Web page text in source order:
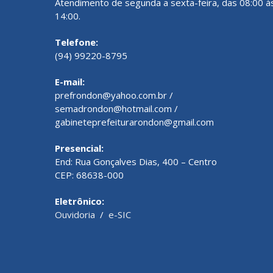
14:00.
Telefone:
(94) 99220-8795
E-mail:
prefrondon@yahoo.com.br /
semadrondon@hotmail.com /
gabineteprefeiturarondon@gmail.com
Presencial:
End: Rua Gonçalves Dias, 400 – Centro
CEP: 68638-000
Eletrônico:
Ouvidoria / e-SIC